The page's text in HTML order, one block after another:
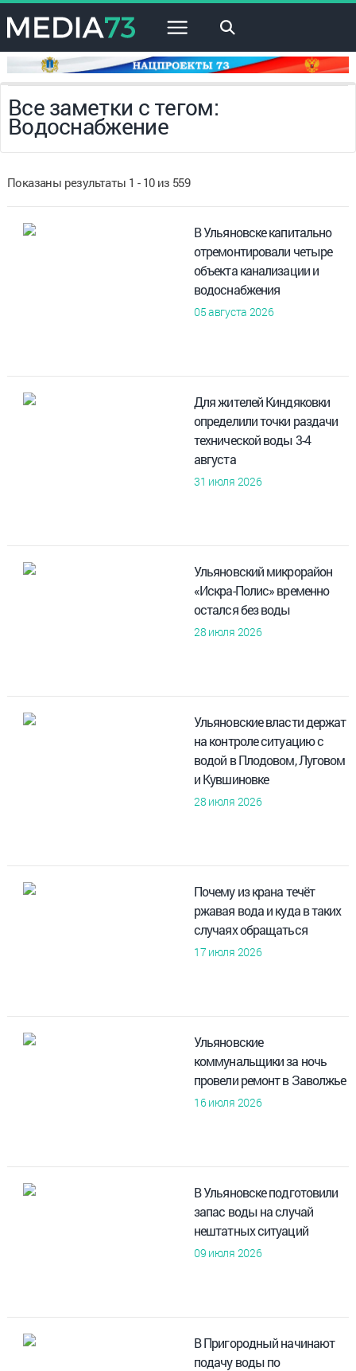
×
Все заметки с тегом:
Водоснабжение
Показаны результаты 1 - 10 из 559
В Ульяновске капитально
отремонтировали четыре
объекта канализации и
водоснабжения
05 августа 2026
Для жителей Киндяковки
определили точки раздачи
технической воды 3-4
августа
31 июля 2026
Ульяновский микрорайон
«Искра-Полис» временно
остался без воды
28 июля 2026
Ульяновские власти держат
на контроле ситуацию с
водой в Плодовом, Луговом
и Кувшиновке
28 июля 2026
Почему из крана течёт
ржавая вода и куда в таких
случаях обращаться
17 июля 2026
Ульяновские
коммунальщики за ночь
провели ремонт в Заволжье
16 июля 2026
В Ульяновске подготовили
запас воды на случай
нештатных ситуаций
09 июля 2026
В Пригородный начинают
подачу воды по